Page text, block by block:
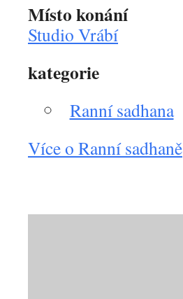
Místo konání
Studio Vrábí
kategorie
Ranní sadhana
Více o Ranní sadhaně